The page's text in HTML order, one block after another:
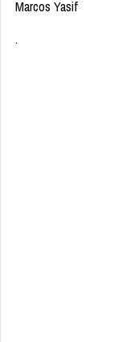
Marcos Yasif
.